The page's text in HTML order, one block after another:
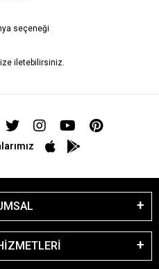
seçeneği
iletebilirsiniz.